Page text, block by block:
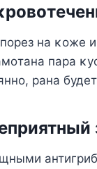
на κοже
пара
рана